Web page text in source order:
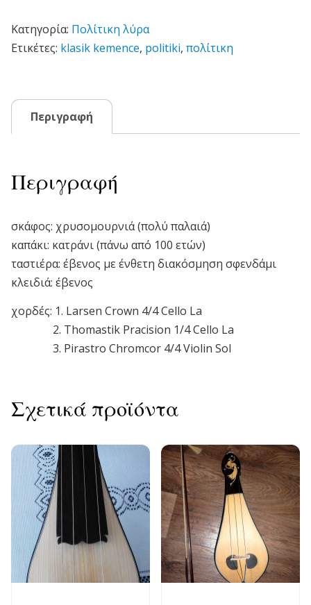
Κατηγορία: Πολίτικη λύρα
Ετικέτες: klasik kemence, politiki, πολίτικη
Περιγραφή
Περιγραφή
σκάφος: χρυσομουρνιά (πολύ παλαιά)
καπάκι: κατράνι (πάνω από 100 ετών)
ταστιέρα: έβενος με ένθετη διακόσμηση σφενδάμι
κλειδιά: έβενος
χορδές: 1. Larsen Crown 4/4 Cello La
2. Thomastik Pracision 1/4 Cello La
3. Pirastro Chromcor 4/4 Violin Sol
Σχετικά προϊόντα